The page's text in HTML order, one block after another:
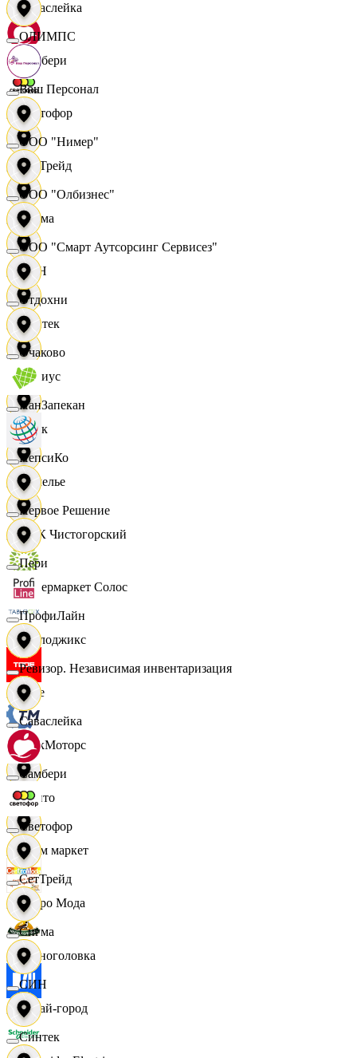
Саваслейка
Самбери
Светофор
СетТрейд
Сигма
СИН
Синтек
Сириус
Смак
Сомелье
СПК Чистогорский
Супермаркет Солос
Таблоджикс
Твое
ТракМоторс
Фрито
Хоум маркет
Цетро Мода
Черноголовка
Читай-город
ОЛИМПС
Ваш Персонал
ООО "Нимер"
ООО "Олбизнес"
ООО "Смарт Аутсорсинг Сервисез"
Отдохни
Очаково
ПанЗапекан
ПепсиКо
Первое Решение
Пери
ПрофиЛайн
Ревизор. Независимая инвентаризация
Саваслейка
Самбери
Светофор
СетТрейд
Сигма
СИН
Синтек